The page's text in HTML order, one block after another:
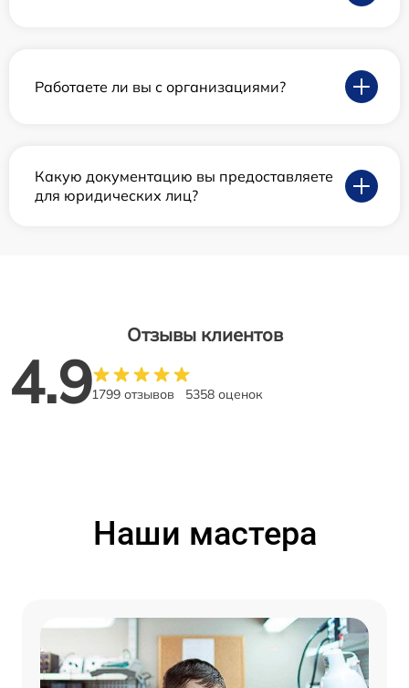
Работаете ли вы с организациями?
Какую документацию вы предоставляете
для юридических лиц?
Отзывы клиентов
4.91799 отзывов 5358 оценок
Наши мастера